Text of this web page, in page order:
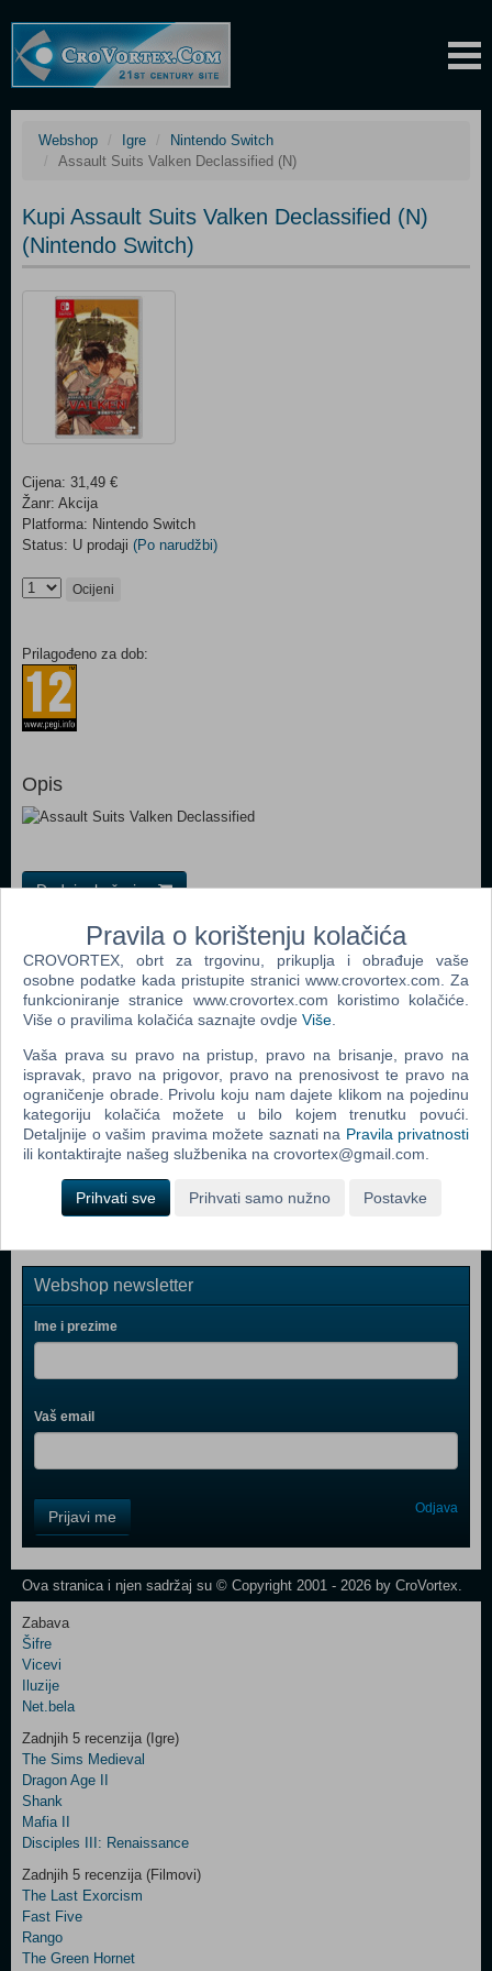
Webshop Igre
Nintendo Switch
Assault Suits Valken Declassified (N)
Kupi Assault Suits Valken Declassified (N)
(Nintendo Switch)
Cijena: 31,49 €
Žanr: Akcija
Platforma: Nintendo Switch
Status: U prodaji (Po narudžbi)
Ocijeni
Prilagođeno za dob:
Opis
Dodaj u košaricu
Popularno
LEGO Marvel Super heroes 2 (N) (Nintendo Switch)
Arms (N) (Nintendo Switch)
LEGO City Undercover (UK/DK) (N) (Nintendo Switch)
LEGO City Undercover (Nintendo Switch)
The Binding of Isaac Afterbirth + (N) (Nintendo Switch)
Has-Been Heroes (N) (Nintendo Switch)
Webshop newsletter
Ime i prezime
Vaš email
Field
One
Control
Two
Newsletter
Control
Field
Three
Prijavi me Odjava
Ova stranica i njen sadržaj su © Copyright 2001 - 2026 by CroVortex.
Zabava
Šifre
Vicevi
Iluzije
Net.bela
Zadnjih 5 recenzija (Igre)
The Sims Medieval
Dragon Age II
Shank
Mafia II
Disciples III: Renaissance
Zadnjih 5 recenzija (Filmovi)
The Last Exorcism
Fast Five
Rango
The Green Hornet
Pravila o korištenju kolačića
CROVORTEX, obrt za trgovinu, prikuplja i obrađuje vaše
osobne podatke kada pristupite stranici www.crovortex.com. Za
funkcioniranje stranice www.crovortex.com koristimo kolačiće.
Više o pravilima kolačića saznajte ovdje Više
Vaša prava su pravo na pristup, pravo na brisanje, pravo na
ispravak, pravo na prigovor, pravo na prenosivost te pravo na
ograničenje obrade. Privolu koju nam dajete klikom na pojedinu
kategoriju kolačića možete u bilo kojem trenutku povući.
Detaljnije o vašim pravima možete saznati na Pravila privatnosti
ili kontaktirajte našeg službenika na crovortex@gmail.com.
Prihvati sve Prihvati samo nužno Postavke